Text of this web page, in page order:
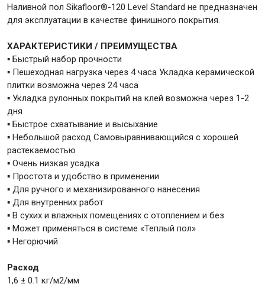
Наливной пол Sikafloor®-120 Level Standard не предназначен
для эксплуатации в качестве финишного покрытия.
ХАРАКТЕРИСТИКИ / ПРЕИМУЩЕСТВА
▪ Быстрый набор прочности
▪ Пешеходная нагрузка через 4 часа Укладка керамической
плитки возможна через 24 часа
▪ Укладка рулонных покрытий на клей возможна через 1-2
дня
▪ Быстрое схватывание и высыхание
▪ Небольшой расход Самовыравнивающийся с хорошей
растекаемостью
▪ Очень низкая усадка
▪ Простота и удобство в применении
▪ Для ручного и механизированного нанесения
▪ Для внутренних работ
▪ В сухих и влажных помещениях с отоплением и без
▪ Может применяться в системе «Теплый пол»
▪ Негорючий
Расход
1,6 ± 0.1 кг/м2/мм
Канаты, шнуры
Всё для дома и сада
Товары для бани и сауны